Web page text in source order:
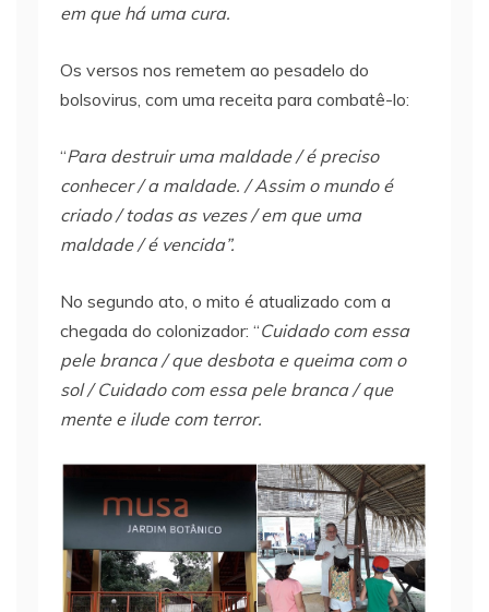
em que há uma cura.
Os versos nos remetem ao pesadelo do
bolsovirus, com uma receita para combatê-lo:
“Para destruir uma maldade / é preciso
conhecer / a maldade. / Assim o mundo é
criado / todas as vezes / em que uma
maldade / é vencida”.
No segundo ato, o mito é atualizado com a
chegada do colonizador: “Cuidado com essa
pele branca / que desbota e queima com o
sol / Cuidado com essa pele branca / que
mente e ilude com terror.